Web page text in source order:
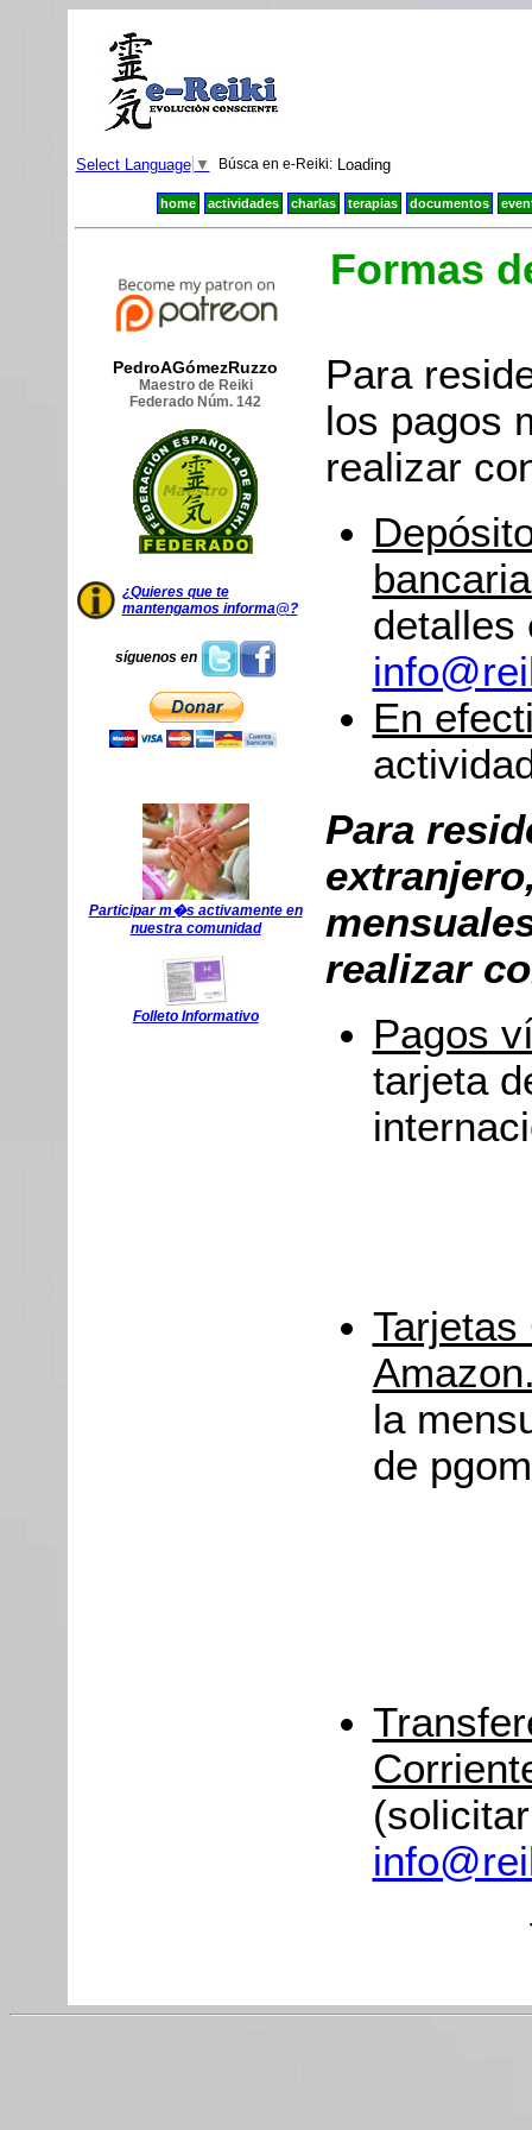
Select Language ▼ Búsca en e-Reiki: Loading
home actividades charlas terapias documentos
PedroAGómezRuzzo
Maestro de Reiki
Federado Núm. 142
¿Quieres que te
mantengamos informa@?
síguenos en
Participar m�s activamente en
nuestra comunidad
Folleto Informativo
Formas
Para
los pagos
realizar
detalles
En
Para
realizar
Pagos
tarjeta
Tarjetas
la
de